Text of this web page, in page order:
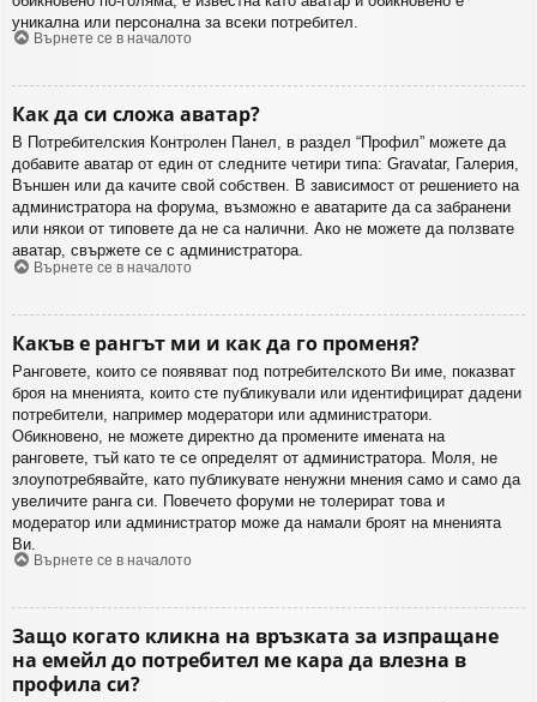
уникална или персонална за всеки потребител.
Върнете се в началото
Как да си сложа аватар?
В Потребителския Контролен Панел, в раздел “Профил” можете да
добавите аватар от един от следните четири типа: Gravatar, Галерия,
Външен или да качите свой собствен. В зависимост от решението на
администратора на форума, възможно е аватарите да са забранени
или някои от типовете да не са налични. Ако не можете да ползвате
аватар, свържете се с администратора.
Върнете се в началото
Какъв е рангът ми и как да го променя?
Ранговете, които се появяват под потребителското Ви име, показват
броя на мненията, които сте публикували или идентифицират дадени
потребители, например модератори или администратори.
Обикновено, не можете директно да промените имената на
ранговете, тъй като те се определят от администратора. Моля, не
злоупотребявайте, като публикувате ненужни мнения само и само да
увеличите ранга си. Повечето форуми не толерират това и
модератор или администратор може да намали броят на мненията
Ви.
Върнете се в началото
Защо когато кликна на връзката за изпращане
на емейл до потребител ме кара да влезна в
профила си?